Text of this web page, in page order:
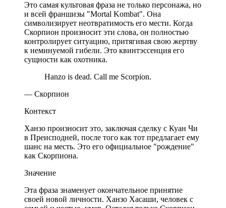
Это самая культовая фраза не только персонажа, но
и всей франшизы "Mortal Kombat". Она
символизирует неотвратимость его мести. Когда
Скорпион произносит эти слова, он полностью
контролирует ситуацию, притягивая свою жертву
к неминуемой гибели. Это квинтэссенция его
сущности как охотника.
Hanzo is dead. Call me Scorpion.
— Скорпион
Контекст
Ханзо произносит это, заключая сделку с Куан Чи
в Преисподней, после того как тот предлагает ему
шанс на месть. Это его официальное "рождение"
как Скорпиона.
Значение
Эта фраза знаменует окончательное принятие
своей новой личности. Ханзо Хасаши, человек с